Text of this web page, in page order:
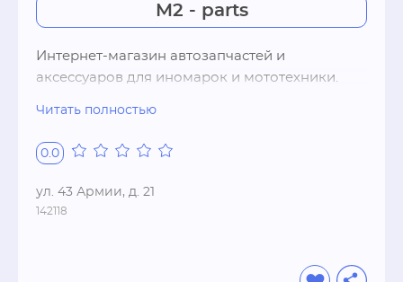
M2 - parts
Интернет-магазин автозапчастей и
аксессуаров для иномарок и мототехники.
нет предоплаты.
Читать полностью
0.0
ул. 43 Армии, д. 21
142118